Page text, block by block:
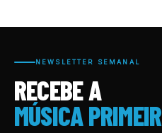
NEWSLETTER SEMANAL
RECEBE A
MÚSICA